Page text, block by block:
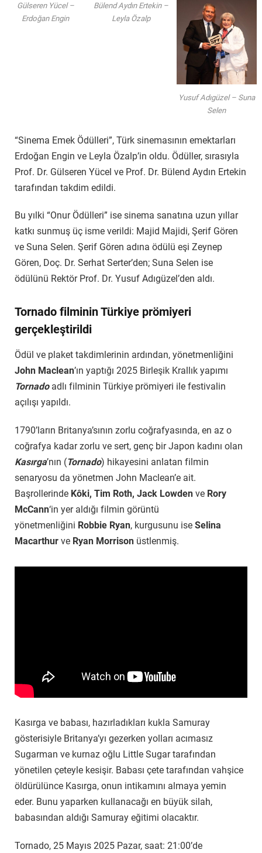
Gülseren Yücel –
Erdoğan Engin
Bülend Aydın Ertekin –
Leyla Özalp
Yusuf Adıgüzel – Suna
Selen
“Sinema Emek Ödülleri”, Türk sinemasının emektarları
Erdoğan Engin ve Leyla Özalp’in oldu. Ödüller, sırasıyla
Prof. Dr. Gülseren Yücel ve Prof. Dr. Bülend Aydın Ertekin
tarafından takdim edildi.
Bu yılki “Onur Ödülleri” ise sinema sanatına uzun yıllar
katkı sunmuş üç isme verildi: Majid Majidi, Şerif Gören
ve Suna Selen. Şerif Gören adına ödülü eşi Zeynep
Gören, Doç. Dr. Serhat Serter’den; Suna Selen ise
ödülünü Rektör Prof. Dr. Yusuf Adıgüzel’den aldı.
Tornado filminin Türkiye prömiyeri
gerçekleştirildi
Ödül ve plaket takdimlerinin ardından, yönetmenliğini
John Maclean’ın yaptığı 2025 Birleşik Krallık yapımı
Tornado adlı filminin Türkiye prömiyeri ile festivalin
açılışı yapıldı.
1790’ların Britanya’sının zorlu coğrafyasında, en az o
coğrafya kadar zorlu ve sert, genç bir Japon kadını olan
Kasırga’nın (Tornado) hikayesini anlatan filmin
senaryosu da yönetmen John Maclean’e ait.
Başrollerinde Kôki, Tim Roth, Jack Lowden ve Rory
McCann‘in yer aldığı filmin görüntü
yönetmenliğini Robbie Ryan, kurgusunu ise Selina
Macarthur ve Ryan Morrison üstlenmiş.
Kasırga ve babası, hazırladıkları kukla Samuray
gösterisiyle Britanya’yı gezerken yolları acımasız
Sugarman ve kurnaz oğlu Little Sugar tarafından
yönetilen çeteyle kesişir. Babası çete tarafından vahşice
öldürülünce Kasırga, onun intikamını almaya yemin
eder. Bunu yaparken kullanacağı en büyük silah,
babasından aldığı Samuray eğitimi olacaktır.
Tornado, 25 Mayıs 2025 Pazar, saat: 21:00’de